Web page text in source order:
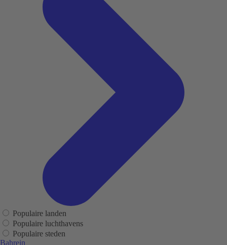
Populaire landen
Populaire luchthavens
Populaire steden
Bahrein